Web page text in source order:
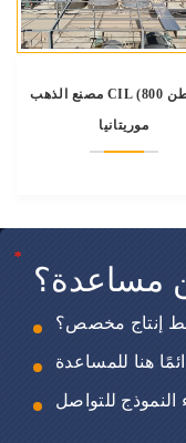
مصنع الذهب CIL (800 طن) في
موريتانيا
مساعدة؟
إنتاج مخصص؟
*
*
*